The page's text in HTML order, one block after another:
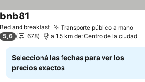
Bed and breakfast Transporte público a mano
bnb81
5,6 678 a 1.5 km de: Centro de la ciudad
Seleccioná las fechas para ver los
precios exactos